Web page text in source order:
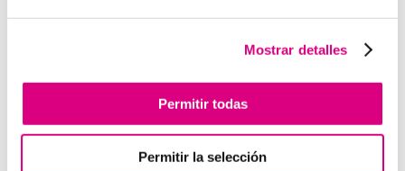
Mostrar detalles
Permitir todas
Permitir la selección
inspección.
diseñados para durar en
Invertir en un buen sistema de intercomunicación es